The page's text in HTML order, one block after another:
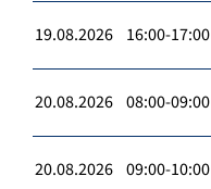
19.08.2026 16:00-17:00
20.08.2026 08:00-09:00
20.08.2026 09:00-10:00